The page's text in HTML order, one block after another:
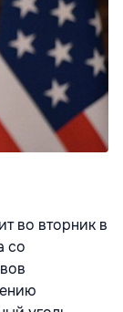
во вторник в
со